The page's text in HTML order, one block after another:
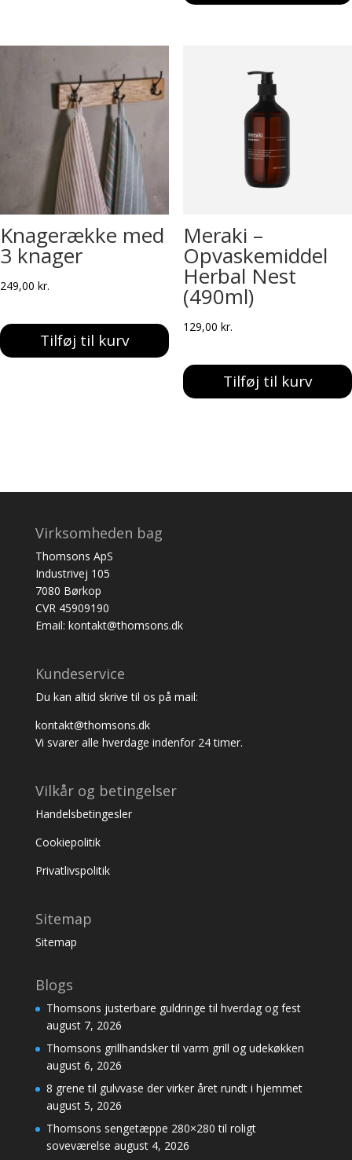
Knagerække med
3 knager
249,00 kr.
Tilføj til kurv
Meraki –
Opvaskemiddel
Herbal Nest
(490ml)
129,00 kr.
Tilføj til kurv
Virksomheden bag
Thomsons ApS
Industrivej 105
7080 Børkop
CVR 45909190
Email: kontakt@thomsons.dk
Kundeservice
Du kan altid skrive til os på mail:
kontakt@thomsons.dk
Vi svarer alle hverdage indenfor 24 timer.
Vilkår og betingelser
Handelsbetingesler
Cookiepolitik
Privatlivspolitik
Sitemap
Sitemap
Blogs
Thomsons justerbare guldringe til hverdag og fest
august 7, 2026
Thomsons grillhandsker til varm grill og udekøkken
august 6, 2026
8 grene til gulvvase der virker året rundt i hjemmet
august 5, 2026
Thomsons sengetæppe 280×280 til roligt
soveværelse august 4, 2026